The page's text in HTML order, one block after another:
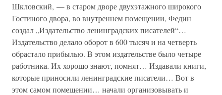
Шкловский, — в старом дворе двухэтажного широкого
Гостиного двора, во внутреннем помещении, Федин
создал „Издательство ленинградских писателей“…
Издательство делало оборот в 600 тысяч и на четверть
обрастало прибылью. В этом издательстве было четыре
работника. Их хорошо знают, помнят… Издавали книги,
которые приносили ленинградские писатели… Вот в
этом самом помещении… начали организовывать и